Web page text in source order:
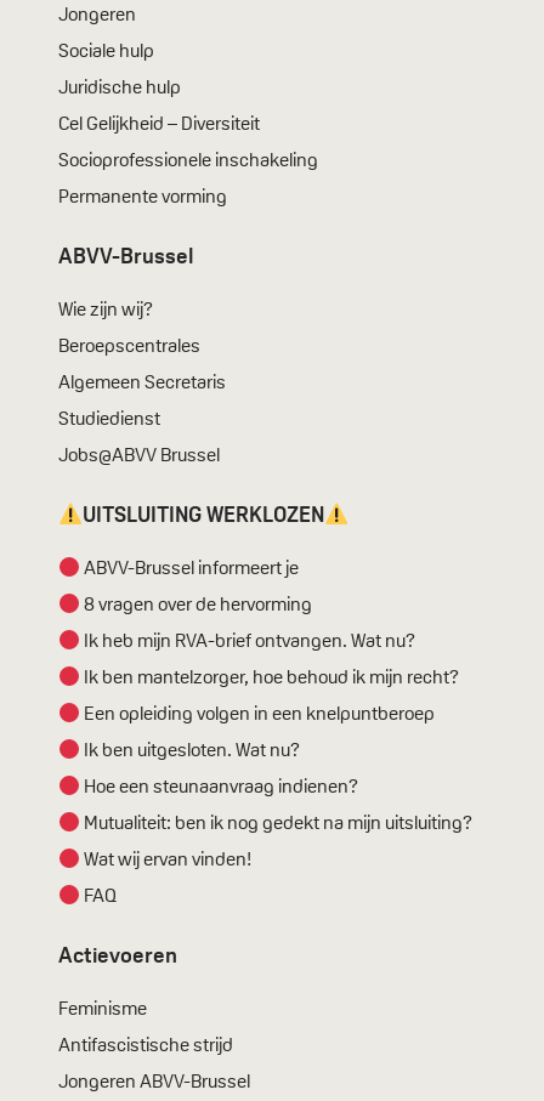
Jongeren
Sociale hulp
Juridische hulp
Cel Gelijkheid – Diversiteit
Socioprofessionele inschakeling
Permanente vorming
ABVV-Brussel
Wie zijn wij?
Beroepscentrales
Algemeen Secretaris
Studiedienst
Jobs@ABVV Brussel
UITSLUITING WERKLOZEN
ABVV-Brussel informeert je
8 vragen over de hervorming
Ik heb mijn RVA-brief ontvangen. Wat nu?
Ik ben mantelzorger, hoe behoud ik mijn recht?
Een opleiding volgen in een knelpuntberoep
Ik ben uitgesloten. Wat nu?
Hoe een steunaanvraag indienen?
Mutualiteit: ben ik nog gedekt na mijn uitsluiting?
Wat wij ervan vinden!
FAQ
Actievoeren
Feminisme
Antifascistische strijd
Jongeren ABVV-Brussel